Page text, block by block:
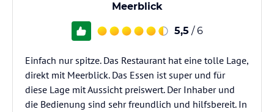
Meerblick
5,5 / 6
Einfach nur spitze. Das Restaurant hat eine tolle Lage,
direkt mit Meerblick. Das Essen ist super und für
diese Lage mit Aussicht preiswert. Der Inhaber und
die Bedienung sind sehr freundlich und hilfsbereit. In